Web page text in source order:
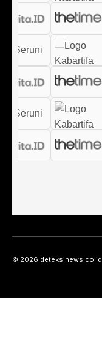
© 2026 deteksinews.co.id